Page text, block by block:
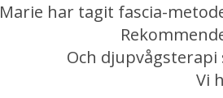
Marie har tagit fascia-
Och
Vi